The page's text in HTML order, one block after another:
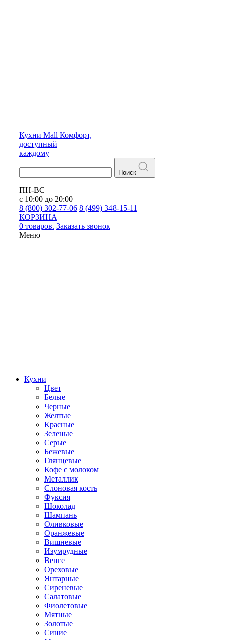
Кухни Mall Комфорт,
доступный
каждому
Поиск
ПН-ВС
с 10:00 до 20:00
8 (800) 302-77-06 8 (499) 348-15-11
КОРЗИНА
0 товаров. Заказать звонок
Меню
Кухни
Цвет
Белые
Черные
Желтые
Красные
Зеленые
Серые
Бежевые
Глянцевые
Кофе с молоком
Металлик
Слоновая кость
Фуксия
Шоколад
Шампань
Оливковые
Оранжевые
Вишневые
Изумрудные
Венге
Ореховые
Янтарные
Сиреневые
Салатовые
Фиолетовые
Мятные
Золотые
Синие